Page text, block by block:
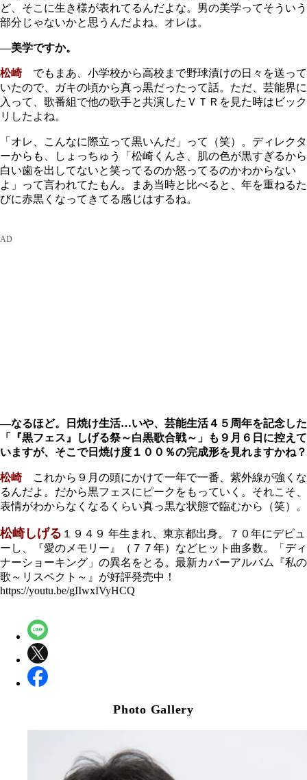
ど、そこに生き様が表れてるんだよな。男の美学ってそういう
部分じゃないかと思うんだよね、オレは。
―美学ですか。
松崎でもまあ、小学校から高校まで野球漬けの日々を送って
いたので、ガキの頃から真っ黒だったって話。ただ、芸能界に
入って、歌番組で他の歌手と共演したＶＴＲを見た時はビック
リしたよね。
「オレ、こんなに際立って黒いんだ」って（笑）。ディレクタ
ーからも、しょっちゅう「松崎くんさ、肌の色が黒すぎるから
白い歯を出してないと笑ってるのか怒ってるのかわからない
よ」って言われてたもん。まあ当時と比べると、年を重ねるた
びに赤黒くなってきてる感じはするね。
―なるほど。日焼け生活…いや、芸能生活４５周年を記念した
「『黒フェス』しげる祭～白黒歌合戦～」も９月６日に控えて
いますが、そこで日焼け度１００％の完成形を見れますかね？
松崎これから９月の頭にかけて一年で一番、紫外線が強くな
るんだよ。だから黒フェスにピークをもっていく。それこそ、
表情がわからなくなるくらい真っ黒な状態で臨むから（笑）。
松崎しげる １９４９ 年生まれ、東京都出身。７０年にデビュ
ーし、『愛のメモリー』（７７年）などヒット曲多数。「ディ
ナーショーキング」の異名をとる。最新カバーアルバム『私の
歌～リスペクト～』が好評発売中！
https://youtu.be/gIIwxIVyHCQ
Photo Gallery